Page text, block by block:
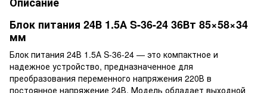
Блок питания 24В 1.5А S-36-24 36Вт 85×58×34
мм
Блок питания 24В 1.5А S-36-24 — это компактное и
надежное устройство, предназначенное для
преобразования переменного напряжения 220В в
постоянное напряжение 24В. Модель обладает выходной